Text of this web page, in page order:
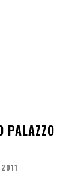
PALAZZO